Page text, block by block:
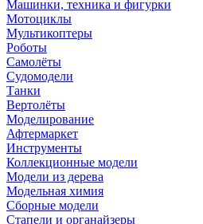
Машинки, техника и фигурки
Мотоциклы
Мультикоптеры
Роботы
Самолёты
Судомодели
Танки
Вертолёты
Моделирование
Афтермаркет
Инструменты
Коллекционные модели
Модели из дерева
Модельная химия
Сборные модели
Стапели и органайзеры